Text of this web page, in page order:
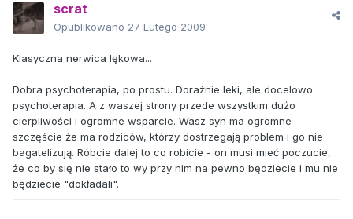
scrat
Opublikowano 27 Lutego 2009
Klasyczna nerwica lękowa...
Dobra psychoterapia, po prostu. Doraźnie leki, ale docelowo
psychoterapia. A z waszej strony przede wszystkim dużo
cierpliwości i ogromne wsparcie. Wasz syn ma ogromne
szczęście że ma rodziców, którzy dostrzegają problem i go nie
bagatelizują. Róbcie dalej to co robicie - on musi mieć poczucie,
że co by się nie stało to wy przy nim na pewno będziecie i mu nie
będziecie "dokładali".